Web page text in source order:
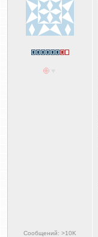
Сообщений: >10K